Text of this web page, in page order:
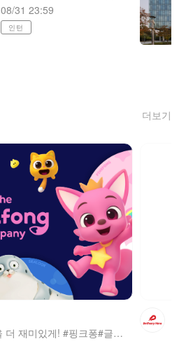
08/31 23:59
인턴
더보기
좋은 콘텐츠로 세상을 더 재미있게! #핑크퐁#글로벌#콘텐츠#플랫폼